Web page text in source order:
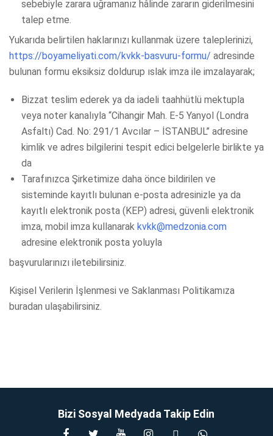
sebebiyle zarara uğramanız hâlinde zararın giderilmesini
talep etme.
Yukarıda belirtilen haklarınızı kullanmak üzere taleplerinizi,
https://boyameliyati.com/kvkk-basvuru-formu/ adresinde
bulunan formu eksiksiz doldurup ıslak imza ile imzalayarak;
Bizzat teslim ederek ya da iadeli taahhütlü mektupla
veya noter kanalıyla “Cihangir Mah. E-5 Yanyol (Londra
Asfaltı) Cad. No: 291/1 Avcılar – İSTANBUL” adresine
kimlik ve adres bilgilerini tespit edici belgelerle birlikte ya
da
Tarafınızca Şirketimize daha önce bildirilen ve
sisteminde kayıtlı bulunan e-posta adresinizle ya da
kayıtlı elektronik posta (KEP) adresi, güvenli elektronik
imza, mobil imza kullanarak kvkk@medzonia.com
adresine elektronik posta yoluyla
başvurularınızı iletebilirsiniz.
Kişisel Verilerin İşlenmesi ve Saklanması Politikamıza
buradan ulaşabilirsiniz.
Bizi Sosyal Medyada Takip Edin